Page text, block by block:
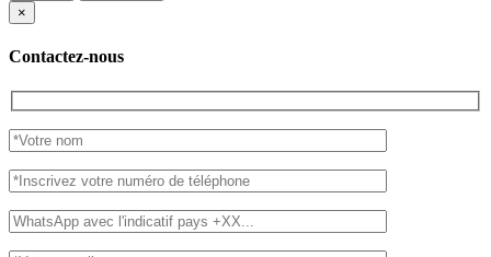
×
Contactez-nous